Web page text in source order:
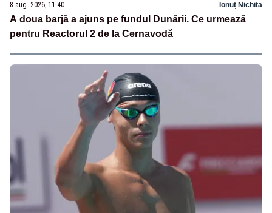
8 aug. 2026, 11:40 Ionuț Nichita
A doua barjă a ajuns pe fundul Dunării. Ce urmează
pentru Reactorul 2 de la Cernavodă